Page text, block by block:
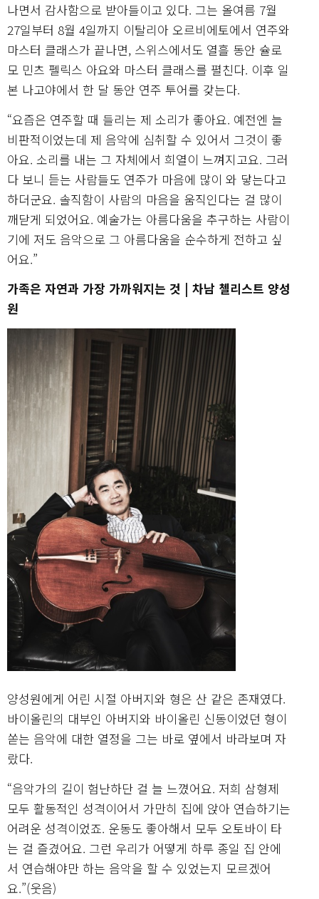
나면서 감사함으로 받아들이고 있다. 그는 올여름 7월
27일부터 8월 4일까지 이탈리아 오르비에토에서 연주와
마스터 클래스가 끝나면, 스위스에서도 열흘 동안 슐로
모 민츠 펠릭스 아요와 마스터 클래스를 펼친다. 이후 일
본 나고야에서 한 달 동안 연주 투어를 갖는다.
“요즘은 연주할 때 들리는 제 소리가 좋아요. 예전엔 늘
비판적이었는데 제 음악에 심취할 수 있어서 그것이 좋
아요. 소리를 내는 그 자체에서 희열이 느껴지고요. 그러
다 보니 듣는 사람들도 연주가 마음에 많이 와 닿는다고
하더군요. 솔직함이 사람의 마음을 움직인다는 걸 많이
깨닫게 되었어요. 예술가는 아름다움을 추구하는 사람이
기에 저도 음악으로 그 아름다움을 순수하게 전하고 싶
어요.”
가족은 자연과 가장 가까워지는 것 | 차남 첼리스트 양성
원
양성원에게 어린 시절 아버지와 형은 산 같은 존재였다.
바이올린의 대부인 아버지와 바이올린 신동이었던 형이
쏟는 음악에 대한 열정을 그는 바로 옆에서 바라보며 자
랐다.
“음악가의 길이 험난하단 걸 늘 느꼈어요. 저희 삼형제
모두 활동적인 성격이어서 가만히 집에 앉아 연습하기는
어려운 성격이었죠. 운동도 좋아해서 모두 오토바이 타
는 걸 즐겼어요. 그런 우리가 어떻게 하루 종일 집 안에
서 연습해야만 하는 음악을 할 수 있었는지 모르겠어
요.”(웃음)